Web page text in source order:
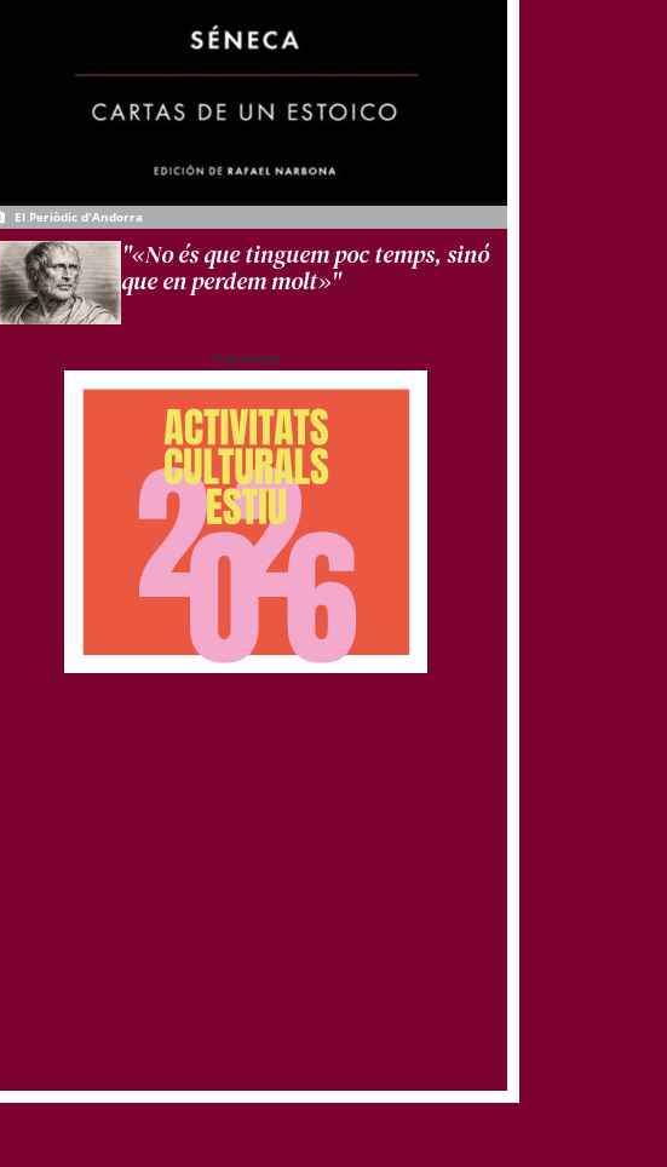
El Periòdic d'Andorra
"«No és que tinguem poc temps, sinó
que en perdem molt»"
Publicitat